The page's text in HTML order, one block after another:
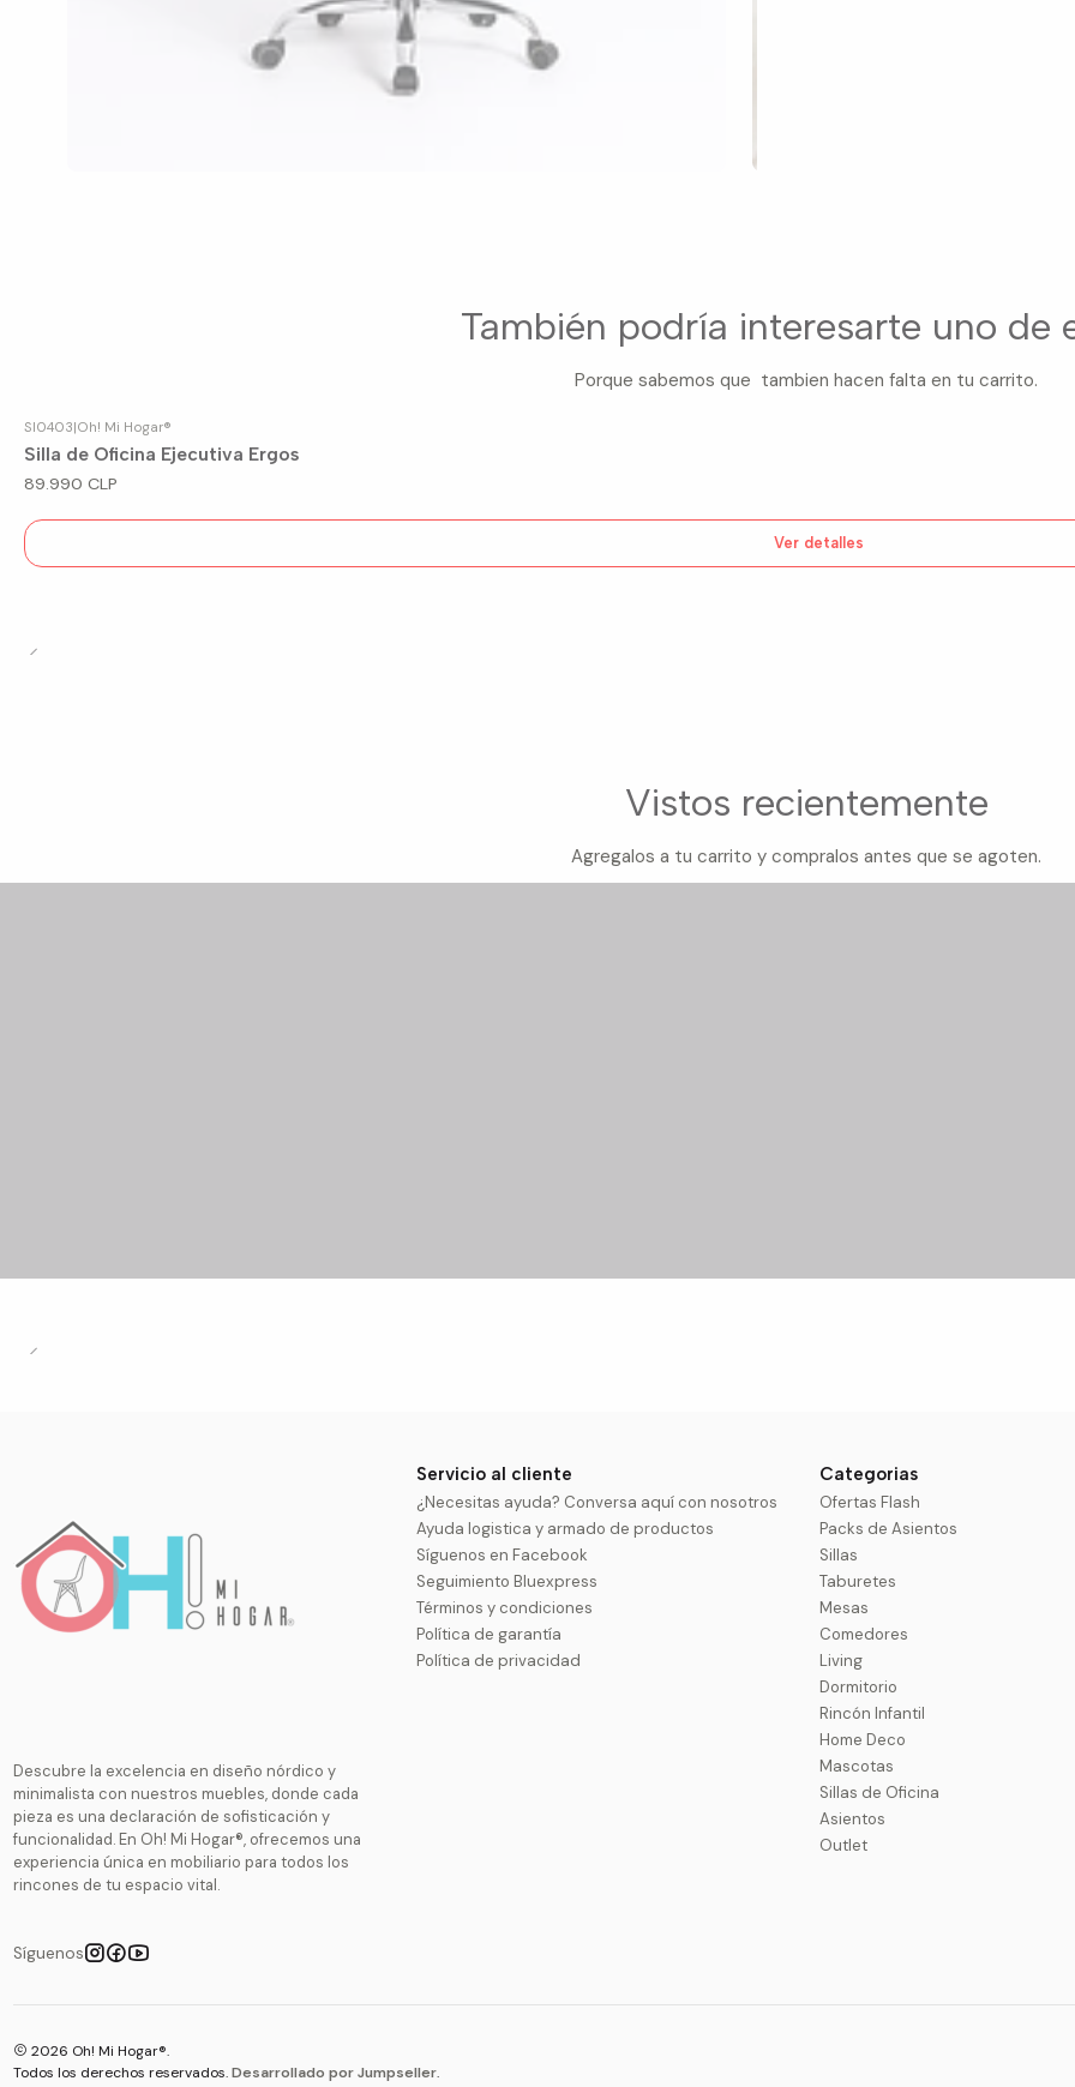
También podría interesarte uno de
Porque sabemos que tambien hacen falta en tu carrito.
Agotado
SI0403|Oh! Mi Hogar®
Silla de Oficina Ejecutiva Ergos
89.990 CLP
Ver detalles
Vistos recientemente
Agregalos a tu carrito y compralos antes que se agoten.
Descubre la excelencia en diseño nórdico y
minimalista con nuestros muebles, donde cada
pieza es una declaración de sofisticación y
funcionalidad. En Oh! Mi Hogar®, ofrecemos una
experiencia única en mobiliario para todos los
rincones de tu espacio vital.
Síguenos
Servicio al cliente
¿Necesitas ayuda? Conversa aquí con nosotros
Ayuda logistica y armado de productos
Síguenos en Facebook
Seguimiento Bluexpress
Términos y condiciones
Política de garantía
Política de privacidad
Categorias
Ofertas Flash
Packs de Asientos
Sillas
Taburetes
Mesas
Comedores
Living
Dormitorio
Rincón Infantil
Home Deco
Mascotas
Sillas de Oficina
Asientos
Outlet
2026 Oh! Mi Hogar®.
Todos los derechos reservados.Desarrollado por Jumpseller.